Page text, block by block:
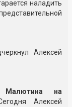
наладить
Алексей
Малютина на
Алексей